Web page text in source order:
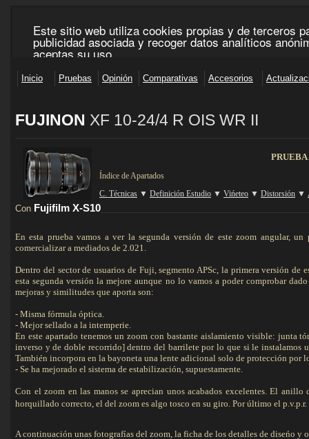
FUJINON XF 10-24/4 R OIS WR II
Índice de Apartados
C. Técnicas ▼ Definición Estudio ▼ Vińeteo ▼ Distorsión ▼
Con Fujifilm X-S10
En esta prueba vamos a ver la segunda versión de este zoom angular,
comercializar a mediados de 2.021.
Dentro del sector de usuarios de Fuji, segmento APSc, la primera versión de
esta segunda versión la mejore aunque no lo vamos a poder comprobar
mejoras y similitudes que aporta son:
- Misma fórmula óptica.
- Mejor sellado a la intemperie.
En este apartado tenemos un zoom con bastante aislamiento visible: junta
inverso y de doble recorrido] dentro del barrilete por lo que si le instalamos
También incorpora en la bayoneta una lente adicional solo de protección por
- Se ha mejorado el sistema de estabilización, supuestamente.
Con el zoom en las manos se aprecian unos acabados excelentes. El
horquillado correcto, el del zoom es algo tosco en su giro. Por último el p.v.p.r.
A continuación unas fotografías del zoom, la ficha de los detalles de diseńo y